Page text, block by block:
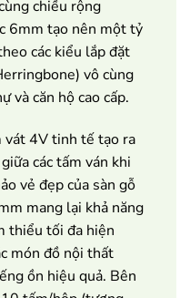
chiều rộng
6mm tạo nên một tỷ
các kiểu lắp đặt
vô cùng
và căn hộ cao cấp.
vát 4V tinh tế tạo ra
các tấm ván khi
vẻ đẹp của sàn gỗ
mang lại khả năng
thiểu tối đa hiện
món đồ nội thất
ồn hiệu quả. Bên